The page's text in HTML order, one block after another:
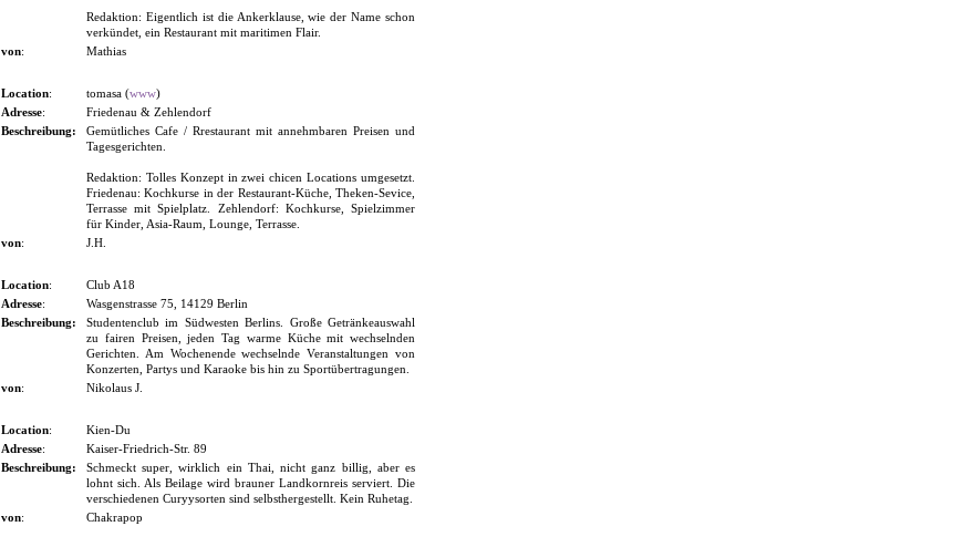
Redaktion: Eigentlich ist die Ankerklause, wie der Name schon
verkündet, ein Restaurant mit maritimen Flair.
von: Mathias
Location: tomasa (www)
Adresse:
Friedenau & Zehlendorf
Beschreibung:
Gemütliches Cafe / Rrestaurant mit annehmbaren Preisen und
Tagesgerichten.
Redaktion: Tolles Konzept in zwei chicen Locations umgesetzt.
Friedenau: Kochkurse in der Restaurant-Küche, Theken-Sevice,
Terrasse mit Spielplatz. Zehlendorf: Kochkurse, Spielzimmer
für Kinder, Asia-Raum, Lounge, Terrasse.
von: J.H.
Location:
Club A18
Adresse:
Wasgenstrasse 75, 14129 Berlin
Beschreibung:
Studenten­club im Südwesten Berlins. Große Getränkeauswahl
zu fairen Preisen, jeden Tag warme Küche mit wechselnden
Gerichten. Am Wochenende wechselnde Veranstaltungen von
Konzerten, Partys und Karaoke bis hin zu Sportübertragungen.
von: Nikolaus J.
Location:
Kien-Du
Adresse:
Kaiser-Friedrich-Str. 89
Beschreibung:
Schmeckt super, wirklich ein Thai, nicht ganz billig, aber es
lohnt sich. Als Beilage wird brauner Landkornreis serviert. Die
verschie­denen Curyysorten sind selbsthergestellt. Kein Ruhetag.
von: Chakrapop